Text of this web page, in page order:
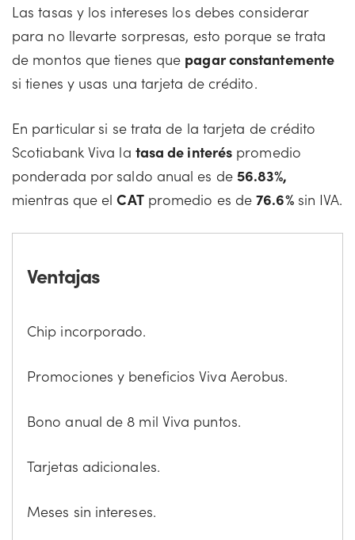
Las tasas y los intereses los debes considerar
para no llevarte sorpresas, esto porque se trata
de montos que tienes que pagar constantemente
si tienes y usas una tarjeta de crédito.
En particular si se trata de la tarjeta de crédito
Scotiabank Viva la tasa de interés promedio
ponderada por saldo anual es de 56.83%,
mientras que elCATpromedio es de76.6%sin IVA.
Ventajas
Chip incorporado.
Promociones y beneficios Viva Aerobus.
Bono anual de 8 mil Viva puntos.
Tarjetas adicionales.
Meses sin intereses.